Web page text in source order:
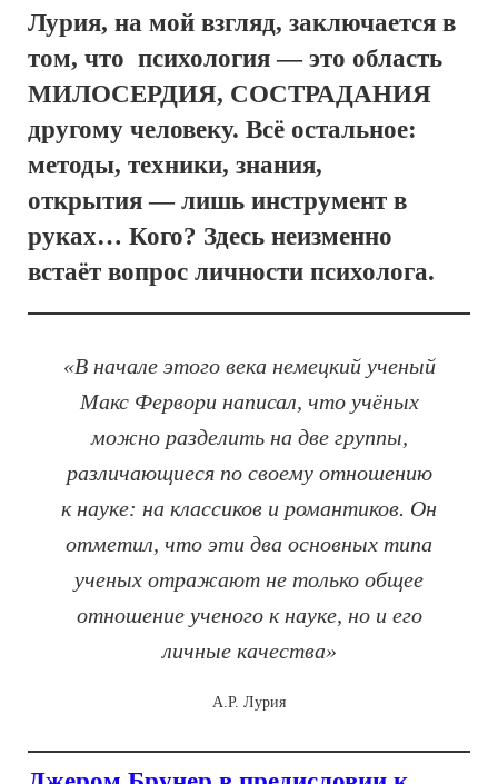
Лурия, на мой взгляд, заключается в
том, что психология — это область
МИЛОСЕРДИЯ, СОСТРАДАНИЯ
другому человеку. Всё остальное:
методы, техники, знания,
открытия — лишь инструмент в
руках… Кого? Здесь неизменно
встаёт вопрос личности психолога.
«В начале этого века немецкий ученый
Макс Фервори написал, что учёных
можно разделить на две группы,
различающиеся по своему отношению
к науке: на классиков и романтиков. Он
отметил, что эти два основных типа
ученых отражают не только общее
отношение ученого к науке, но и его
личные качества»
А.Р. Лурия